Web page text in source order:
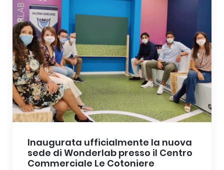
Inaugurata ufficialmente la nuova
sede di Wonderlab presso il Centro
Commerciale Le Cotoniere